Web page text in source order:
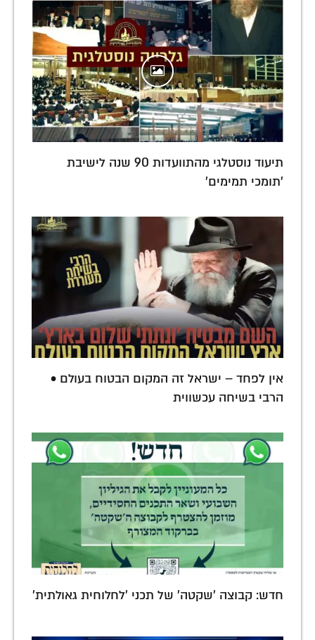
תיעוד נוסטלגי מהתוועדות 90 שנה לישיבת
'תומכי תמימים'
אין לפחד – ישראל זה המקום הבטוח בעולם •
הרבי בשיחה עכשווית
חדש: קבוצה 'שקטה' של תכני 'לחלוחית גאולתית'